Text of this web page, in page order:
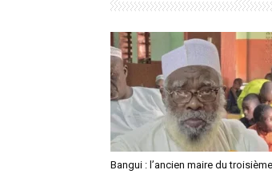
Bangui : l’ancien maire du troisième